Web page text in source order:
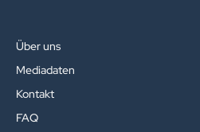
Über uns
Mediadaten
Kontakt
FAQ